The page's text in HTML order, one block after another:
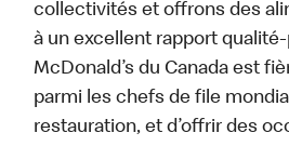
collectivités et offrons des
à un excellent rapport qualité-
McDonald’s du Canada est
parmi les chefs de file
restauration, et d’offrir des